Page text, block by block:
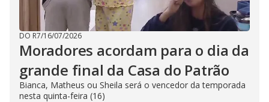
DO R7/16/07/2026
Moradores acordam para o dia da
grande final da Casa do Patrão
Bianca, Matheus ou Sheila será o vencedor da temporada
nesta quinta-feira (16)